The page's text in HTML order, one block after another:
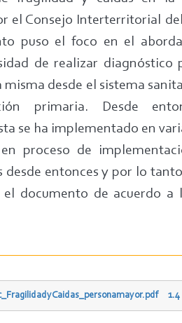
el Consejo Interterritorial
puso el foco en el
de realizar diagnóstico
desde el sistema
primaria. Desde
se ha implementado en
proceso de
desde entonces y por lo
el documento de acuerdo a
1.4